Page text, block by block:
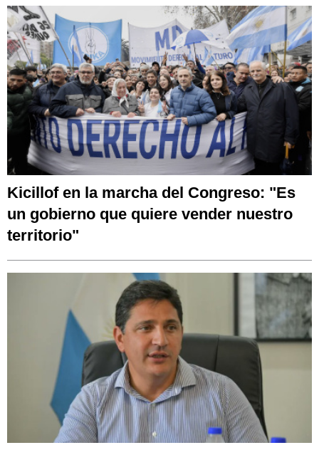
Kicillof en la marcha del Congreso: "Es
un gobierno que quiere vender nuestro
territorio"